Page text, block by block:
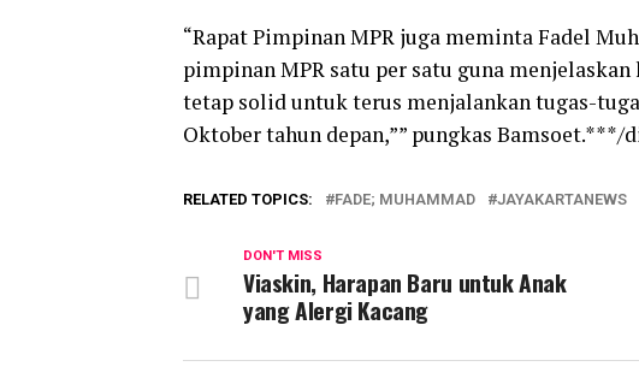
“Rapat Pimpinan MPR juga meminta Fadel
pimpinan MPR satu per satu guna
tetap solid untuk terus menjalankan tugas-
Oktober tahun depan,”” pungkas Bamsoet.***/
RELATED TOPICS: FADE; MUHAMMAD JAYAKARTANEWS
DON'T MISS
Viaskin, Harapan Baru untuk Anak
yang Alergi Kacang